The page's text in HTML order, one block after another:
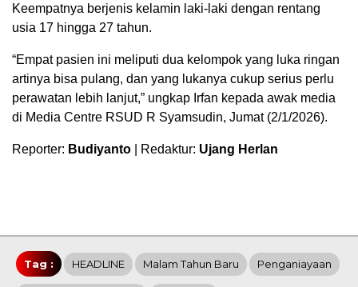
Keempatnya berjenis kelamin laki-laki dengan rentang
usia 17 hingga 27 tahun.
“Empat pasien ini meliputi dua kelompok yang luka ringan
artinya bisa pulang, dan yang lukanya cukup serius perlu
perawatan lebih lanjut,” ungkap Irfan kepada awak media
di Media Centre RSUD R Syamsudin, Jumat (2/1/2026).
Reporter: Budiyanto | Redaktur: Ujang Herlan
Tag : HEADLINE Malam Tahun Baru Penganiayaan